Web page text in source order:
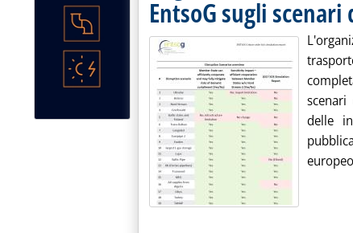
EntsoG sugli
delle